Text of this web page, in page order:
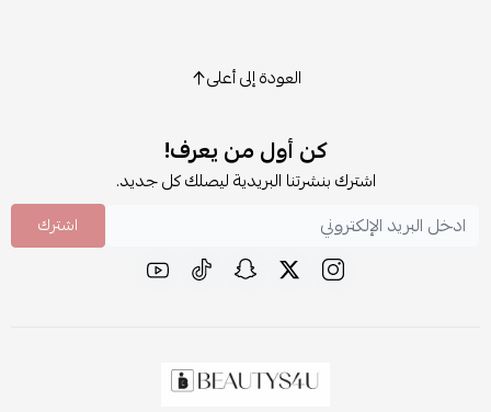
العودة إلى أعلى
كن أول من يعرف!
اشترك بنشرتنا البريدية ليصلك كل جديد.
اشترك